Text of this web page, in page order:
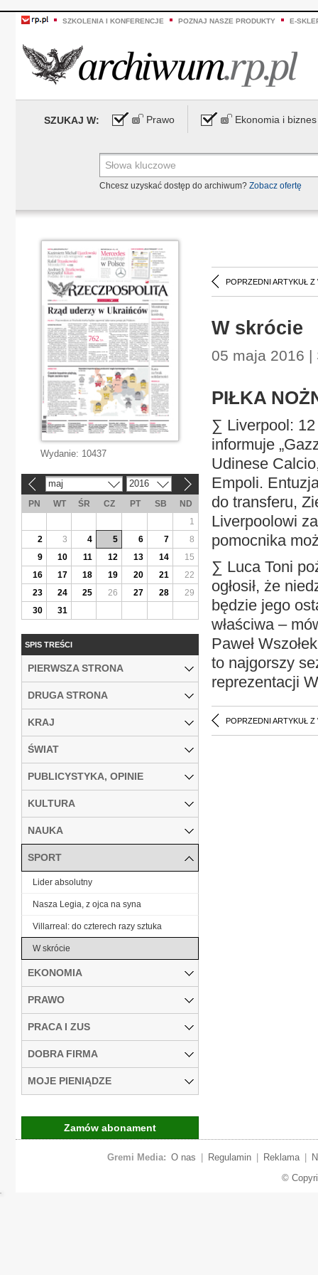
SZKOLENIA I KONFERENCJE POZNAJ NASZE PRODUKTY E-
SZUKAJ W: Prawo Ekonomia i biznes
Chcesz uzyskać dostęp do archiwum? Zobacz ofertę
POPRZEDNI ARTYKUŁ Z
W skrócie
05 maja 2016 |
PIŁKA
∑ Liverpool:
informuje
Udinese
Empoli.
do transferu,
Liverpoolowi
pomocnika
∑ Luca Toni
ogłosił, że
będzie jego
właściwa –
Paweł
to najgorszy
reprezentacji
POPRZEDNI ARTYKUŁ Z
Wydanie: 10437
maj 2016
PN WT ŚR CZ PT SB
ND
1
2
3 4 5 6 7
8
9
10 11 12 13 14
15
16
17 18 19 20 21
22
23
24 25 26 27 28
29
30
31
SPIS TREŚCI
PIERWSZA STRONA
DRUGA STRONA
KRAJ
ŚWIAT
PUBLICYSTYKA, OPINIE
KULTURA
NAUKA
SPORT
Lider absolutny
Nasza Legia, z ojca na syna
Villarreal: do czterech razy sztuka
W skrócie
EKONOMIA
PRAWO
PRACA I ZUS
DOBRA FIRMA
MOJE PIENIĄDZE
Zamów abonament
Gremi Media: O nas Regulamin Reklama
©